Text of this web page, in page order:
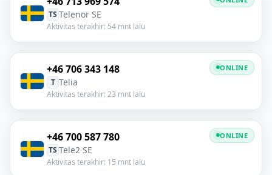
TS Telenor SE
Aktivitas terakhir: 54 mnt lalu
+46 706 343 148
T Telia
Aktivitas terakhir: 23 mnt lalu
ONLINE
+46 700 587 780
TS Tele2 SE
Aktivitas terakhir: 15 mnt lalu
ONLINE